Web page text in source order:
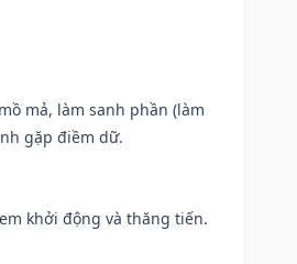
mả, làm sanh phần (làm
gặp điềm dữ.
khởi động và thăng tiến.